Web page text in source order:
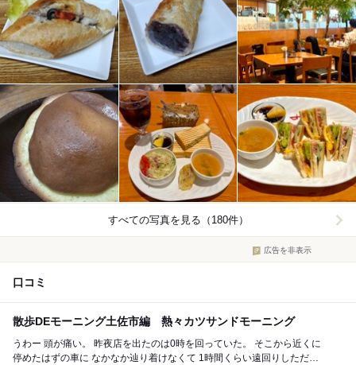
すべての写真を見る（180件）
広告を非表示
口コミ
散歩DEモーニング土佐市編 熱々カツサンドモーニング
うわー 頭が痛い。 昨夜店を出たのは0時を回っていた。 そこから近くに
停めたはずの車に なかなか辿り着けなくて 1時間くらい遠回りしただろ